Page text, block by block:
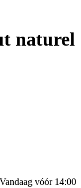
naturel
Vandaag vóór 14:00